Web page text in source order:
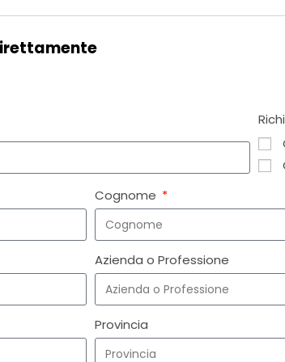
Cognome
Azienda o Professione
Provincia